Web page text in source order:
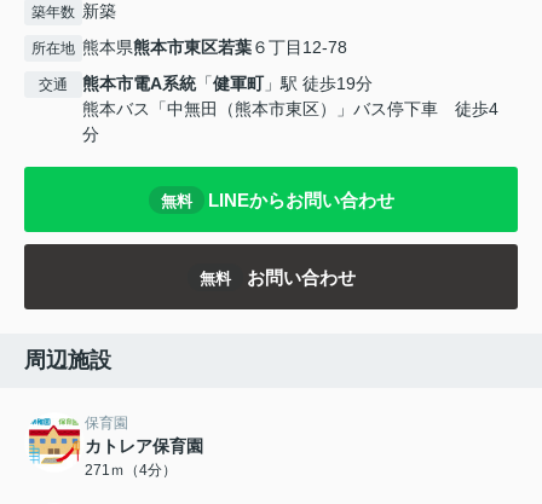
築年数 新築
所在地 熊本県熊本市東区若葉６丁目12-78
交通 熊本市電A系統「健軍町」駅 徒歩19分
熊本バス「中無田（熊本市東区）」バス停下車 徒歩4
分
無料 LINEからお問い合わせ
無料 お問い合わせ
周辺施設
保育園
カトレア保育園
271ｍ（4分）